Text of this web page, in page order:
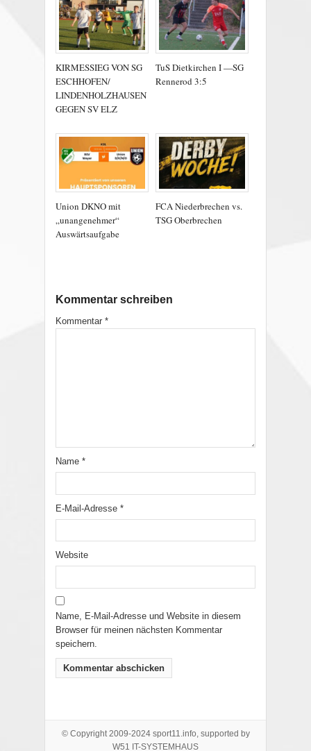
KIRMESSIEG VON SG
ESCHHOFEN/
LINDENHOLZHAUSEN
GEGEN SV ELZ
TuS Dietkirchen I —SG
Rennerod 3:5
Union DKNO mit
„unangenehmer“
Auswärtsaufgabe
FCA Niederbrechen vs.
TSG Oberbrechen
Kommentar schreiben
Kommentar *
Name *
E-Mail-Adresse *
Website
Name, E-Mail-Adresse und Website in diesem
Browser für meinen nächsten Kommentar
speichern.
© Copyright 2009-2024 sport11.info, supported by
W51 IT-SYSTEMHAUS